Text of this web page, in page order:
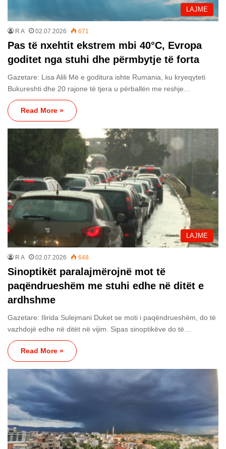
LAJME
R A 02.07.2026 671
Pas të nxehtit ekstrem mbi 40°C, Evropa
goditet nga stuhi dhe përmbytje të forta
Gazetare: Lisa Alili Më e goditura ishte Rumania, ku kryeqyteti
Bukureshti dhe 20 rajone të tjera u përballën me reshje…
Read More »
LAJME
R A 02.07.2026 648
Sinoptikët paralajmërojnë mot të
paqëndrueshëm me stuhi edhe në ditët e
ardhshme
Gazetare: Ilirida Sulejmani Duket se moti i paqëndrueshëm, do të
vazhdojë edhe në ditët në vijim. Sipas sinoptikëve do të…
Read More »